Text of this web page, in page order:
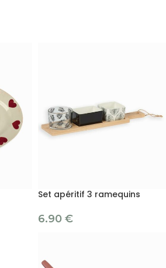
Set apéritif 3 ramequins
6.90 €